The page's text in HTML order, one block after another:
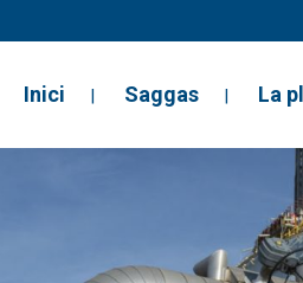
Inici Saggas La